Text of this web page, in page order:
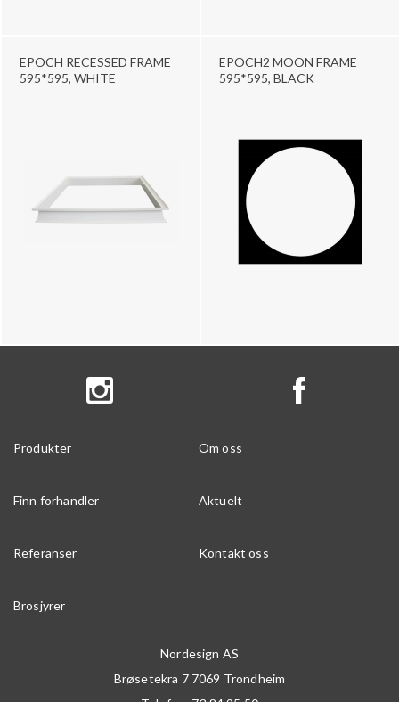
EPOCH RECESSED FRAME
595*595, WHITE
EPOCH2 MOON FRAME
595*595, BLACK
Produkter Om oss
Finn forhandler Aktuelt
Referanser Kontakt oss
Brosjyrer
Nordesign AS
Brøsetekra 7 7069 Trondheim